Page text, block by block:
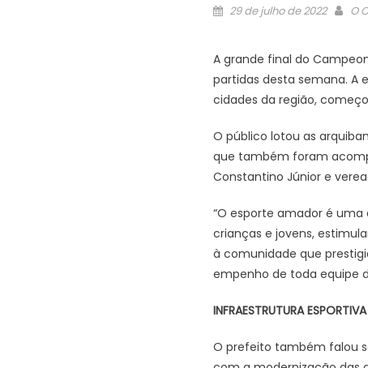
Posted
29 de julho de 2022 O
A grande final do
partidas desta semana. A
cidades da região,
O público lotou as
que também foram
Constantino Júnior e
“O esporte amador é
crianças e jovens,
à comunidade que
empenho de toda equipe
INFRAESTRUTURA ESPORTIVA
O prefeito também falou